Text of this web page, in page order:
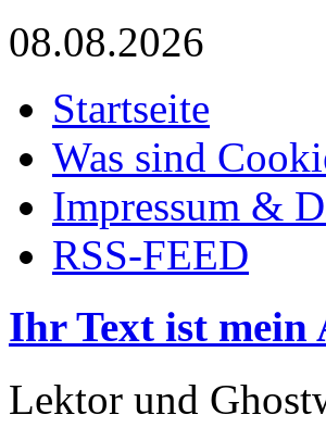
08.08.2026
Startseite
Was sind
Impressum &
RSS-FEED
Ihr Text ist mein
Lektor und